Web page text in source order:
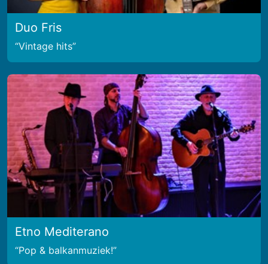
Duo Fris
Vintage hits
Etno Mediterano
Pop & balkanmuziek!